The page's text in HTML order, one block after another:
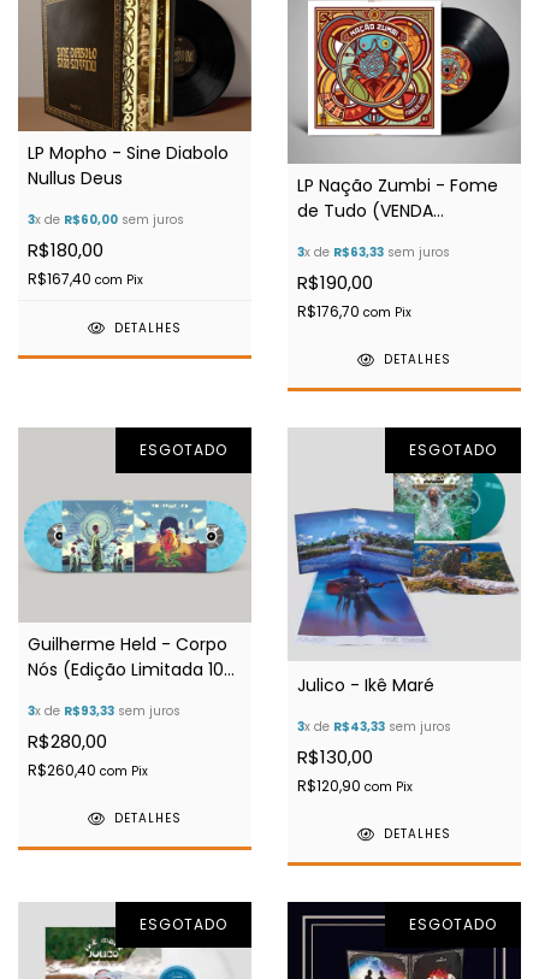
LP Mopho - Sine Diabolo
Nullus Deus
3x de R$60,00 sem juros
R$180,00
R$167,40 com Pix
DETALHES
LP Nação Zumbi - Fome
de Tudo (VENDA
3x de R$63,33 sem juros
R$190,00
R$176,70 com Pix
DETALHES
ESGOTADO
Guilherme Held - Corpo
Nós (Edição Limitada 10
3x de R$93,33 sem juros
R$280,00
R$260,40 com Pix
DETALHES
ESGOTADO
Julico - Ikê Maré
3x de R$43,33 sem juros
R$130,00
R$120,90 com Pix
DETALHES
ESGOTADO ESGOTADO